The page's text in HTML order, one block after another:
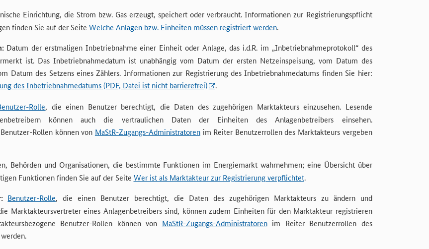
Einrichtung, die Strom bzw. Gas erzeugt, speichert oder verbraucht. Informationen zur Registrierungspflicht
finden Sie auf der Seite Welche Anlagen bzw. Einheiten müssen registriert werden.
Datum der erstmaligen Inbetriebnahme einer Einheit oder Anlage, das i.d.R. im „Inbetriebnahmeprotokoll“ des
ist. Das Inbetriebnahmedatum ist unabhängig vom Datum der ersten Netzeinspeisung, vom Datum des
Datum des Setzens eines Zählers. Informationen zur Registrierung des Inbetriebnahmedatums finden Sie hier:
des Inbetriebnahmedatums (PDF, Datei ist nicht barrierefrei)
.
Rolle, die einen Benutzer berechtigt, die Daten des zugehörigen Marktakteurs einzusehen. Lesende
können auch die vertraulichen Daten der Einheiten des Anlagenbetreibers einsehen.
Rollen können von MaStR-Zugangs-Administratorenim Reiter Benutzerrollen des Marktakteurs vergeben
Behörden und Organisationen, die bestimmte Funktionen im Energiemarkt wahrnehmen; eine Übersicht über
Funktionen finden Sie auf der Seite Wer ist als Marktakteur zur Registrierung verpflichtet.
Benutzer-Rolle, die einen Benutzer berechtigt, die Daten des zugehörigen Marktakteurs zu ändern und
Marktakteursvertreter eines Anlagenbetreibers sind, können zudem Einheiten für den Marktakteur registrieren
Benutzer-Rollen können von MaStR-Zugangs-Administratorenim Reiter Benutzerrollen des